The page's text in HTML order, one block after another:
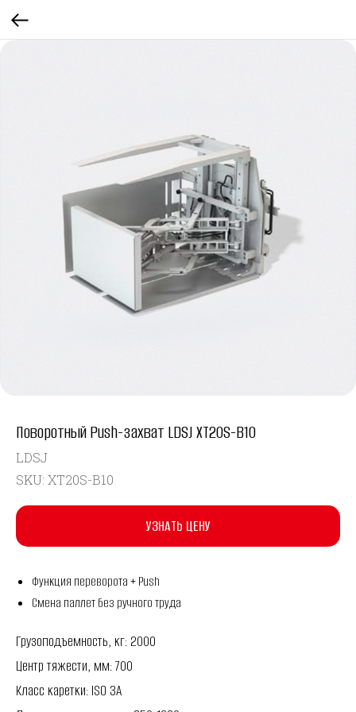
Поворотный Push-захват LDSJ XT20S-B10
LDSJ
SKU: XT20S-B10
УЗНАТЬ ЦЕНУ
Функция переворота + Push
Смена паллет без ручного труда
Грузоподъемность, кг: 2000
Центр тяжести, мм: 700
Класс каретки: ISO 3A